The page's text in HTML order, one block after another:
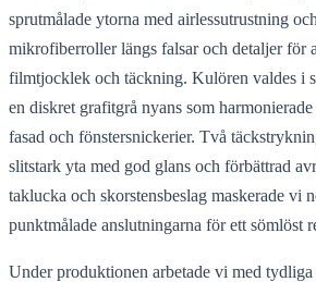
sprutmålade ytorna med airlessutrustning
mikrofiberroller längs falsar och detaljer för
filmtjocklek och täckning. Kulören valdes i
en diskret grafitgrå nyans som
fasad och fönstersnickerier. Två
slitstark yta med god glans och förbättrad
taklucka och skorstensbeslag maskerade vi
punktmålade anslutningarna för ett sömlöst
Under produktionen arbetade vi med